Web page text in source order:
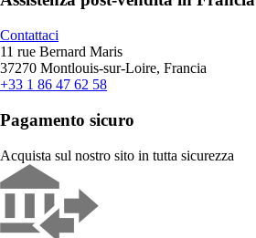
Contattaci
11 rue Bernard Maris
37270 Montlouis-sur-Loire, Francia
+33 1 86 47 62 58
Pagamento sicuro
Acquista sul nostro sito in tutta sicurezza